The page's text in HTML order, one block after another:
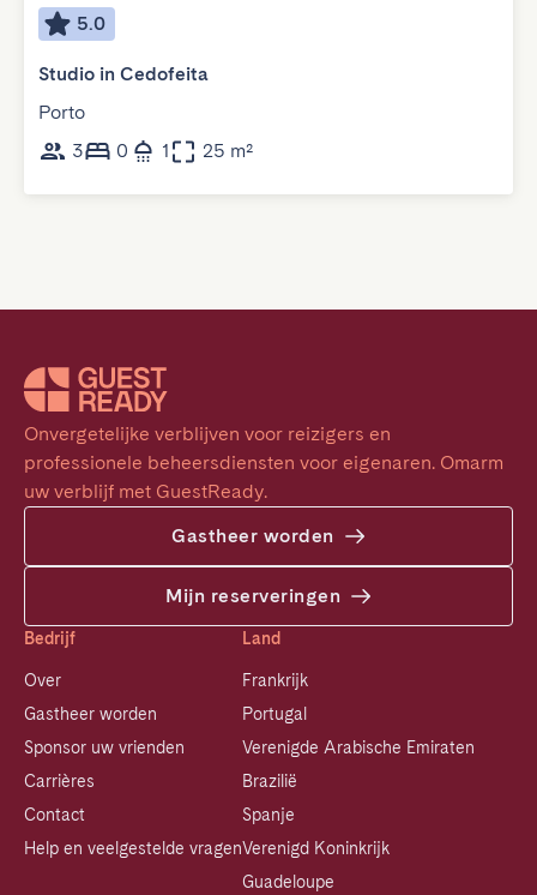
5.0
Studio in Cedofeita
Porto
3
0 1 25 m²
Onvergetelijke verblijven voor reizigers en
professionele beheersdiensten voor eigenaren. Omarm
uw verblijf met GuestReady.
Gastheer worden
Mijn reserveringen
Bedrijf
Over
Gastheer worden
Sponsor uw vrienden
Carrières
Contact
Help en veelgestelde vragen
Land
Frankrijk
Portugal
Verenigde Arabische Emiraten
Brazilië
Spanje
Verenigd Koninkrijk
Guadeloupe